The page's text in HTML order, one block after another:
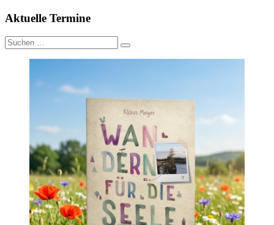
Aktuelle Termine
Suche
nach: